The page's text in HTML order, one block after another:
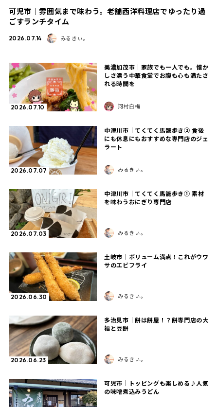
可児市｜雰囲気まで味わう。老舗西洋料理店でゆったり過
ごすランチタイム
2026.07.14 みるきぃ。
2026.07.10
美濃加茂市｜家族でも一人でも。懐か
しさ漂う中華食堂でお腹も心も満たさ
れる時間を
河村白梅
2026.07.07
中津川市｜てくてく馬籠歩き② 食後
にも休息にもおすすめな専門店のジェ
ラート
みるきぃ。
2026.07.03
中津川市｜てくてく馬籠歩き① 素材
を味わうおにぎり専門店
みるきぃ。
2026.06.30
土岐市｜ボリューム満点！これがウワ
サのエビフライ
みるきぃ。
2026.06.23
多治見市｜餅は餅屋！？餅専門店の大
福と豆餅
みるきぃ。
可児市｜トッピングも楽しめる♪人気
の味噌煮込みうどん